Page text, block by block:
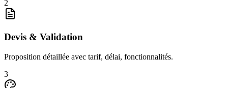
2
Devis & Validation
Proposition détaillée avec tarif, délai, fonctionnalités.
3